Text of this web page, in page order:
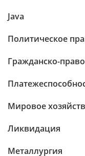
Java
Политическое
Гражданско-
Мировое
Ликвидация
Металлургия